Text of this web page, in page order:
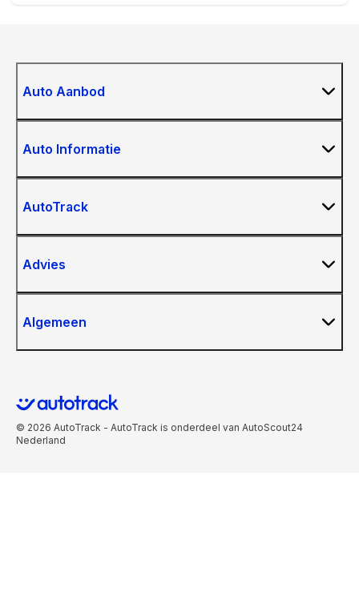
Auto Aanbod
Auto Informatie
AutoTrack
Advies
Algemeen
© 2026 AutoTrack - AutoTrack is onderdeel van AutoScout24
Nederland